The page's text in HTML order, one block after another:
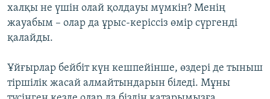
халқы не үшін олай қолдауы мүмкін? Менің
жауабым – олар да ұрыс-керіссіз өмір сүргенді
қалайды.
Ұйғырлар бейбіт күн кешпейінше, өздері де тыныш
тіршілік жасай алмайтындарын біледі. Мұны